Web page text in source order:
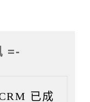
=-
已成